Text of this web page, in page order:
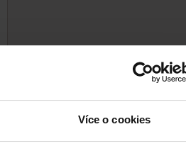
Více o cookies